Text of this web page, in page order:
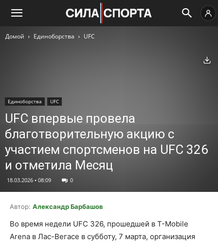
Домой Единоборства UFC
Единоборства UFC
UFC впервые провела
благотворительную акцию с
участием спортсменов на UFC 326
и отметила Месяц
18.03.2026 • 08:09 0
Автор: Александр Барбашов
Во время недели UFC 326, прошедшей в T-Mobile
Arena в Лас-Вегасе в субботу, 7 марта, организация